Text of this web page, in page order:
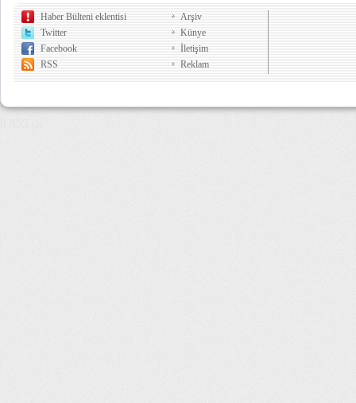
Haber Bülteni eklentisi
Twitter
Facebook
RSS
Arşiv
Künye
İletişim
Reklam